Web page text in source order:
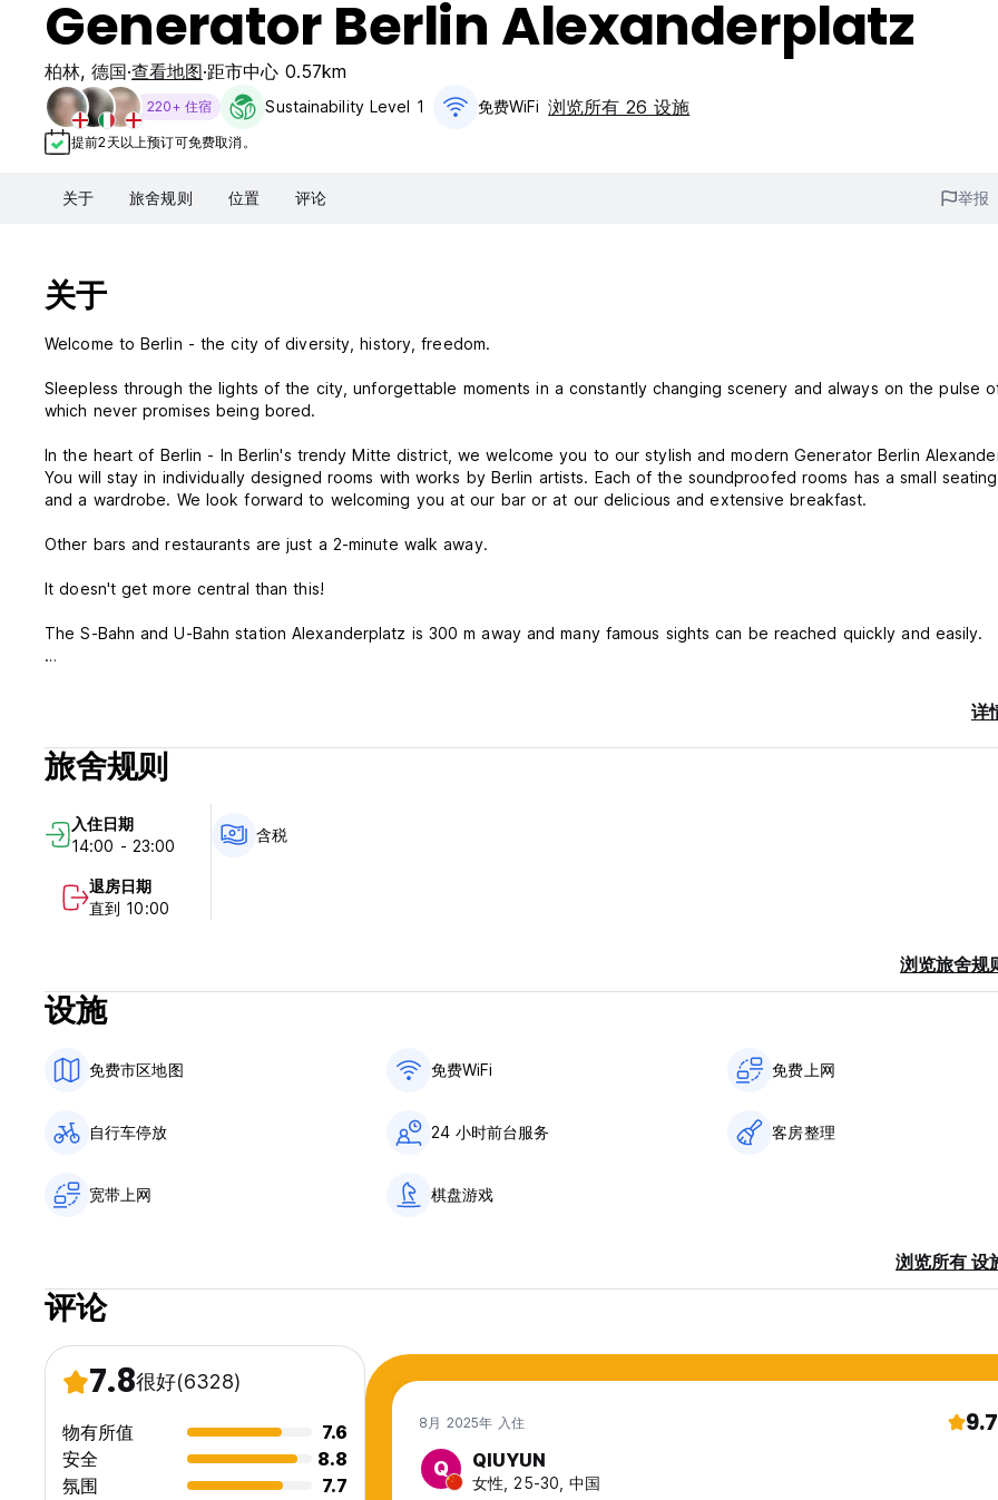
Generator Berlin Alexanderplatz
柏林, 德国 查看地图 距市中心 0.57km
220+ 住宿 Sustainability Level 1 免费WiFi 浏览所有 26 设施
提前2天以上预订可免费取消。
关于 旅舍规则 位置 评论 举报
关于
Welcome to Berlin - the city of diversity, history, freedom.
Sleepless through the lights of the city, unforgettable moments in a constantly changing scenery and always on the pulse
which never promises being bored.
In the heart of Berlin - In Berlin's trendy Mitte district, we welcome you to our stylish and modern Generator Berlin
You will stay in individually designed rooms with works by Berlin artists. Each of the soundproofed rooms has a small
and a wardrobe. We look forward to welcoming you at our bar or at our delicious and extensive breakfast.
Other bars and restaurants are just a 2-minute walk away.
It doesn't get more central than this!
The S-Bahn and U-Bahn station Alexanderplatz is 300 m away and many famous sights can be reached quickly and easily.
Brandenburg Gate 3.0 km
Gendarmenmarkt 1.5 km
Checkpoint Charlie 2.9 km
East Side Gallery 3.0 km
Warschauer Strasse 4.0 km
How do you get here?
You can have breakfast (extra cost) and we also offer a wide selection of drinks. Otherwise, other bars and restaurants are
Brand new and available now! Fresh, aromatic popcorn and cool hot dogs. Ask our colleagues at the front office.
When you stay with us, you'll always enjoy a great night's sleep in a comfortable bed. Choose between spacious 4 bed, 6 bed or
Most rooms have en-suite bathrooms and the few that don't have bathrooms close by.
possible to make new friends.
please contact the hostel directly for additional information).
详
旅舍规则
入住日期
14:00 - 23:00
退房日期
直到 10:00
含税
浏览旅舍规
设施
免费市区地图 免费WiFi 免费上网
自行车停放 24 小时前台服务 客房整理
宽带上网 棋盘游戏
浏览所有 设
评论
7.8很好(6328)
物有所值
7.6
安全
8.8
氛围
7.7
8月 2025年 入住 9.7
Q QIUYUN
女性, 25-30, 中国